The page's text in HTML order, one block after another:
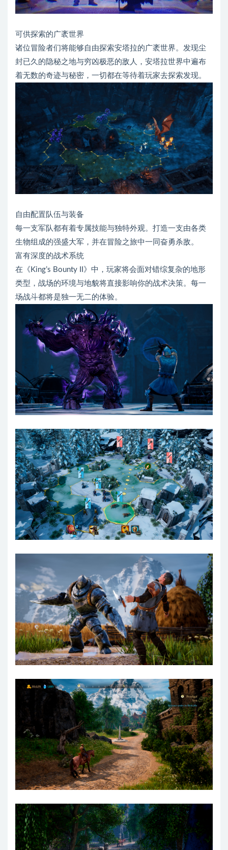
可供探索的广袤世界
诸位冒险者们将能够自由探索安塔拉的广袤世界。发现尘
封已久的隐秘之地与穷凶极恶的敌人，安塔拉世界中遍布
着无数的奇迹与秘密，一切都在等待着玩家去探索发现。
自由配置队伍与装备
每一支军队都有着专属技能与独特外观。打造一支由各类
生物组成的强盛大军，并在冒险之旅中一同奋勇杀敌。
富有深度的战术系统
在《King’s Bounty II》中，玩家将会面对错综复杂的地形
类型，战场的环境与地貌将直接影响你的战术决策。每一
场战斗都将是独一无二的体验。